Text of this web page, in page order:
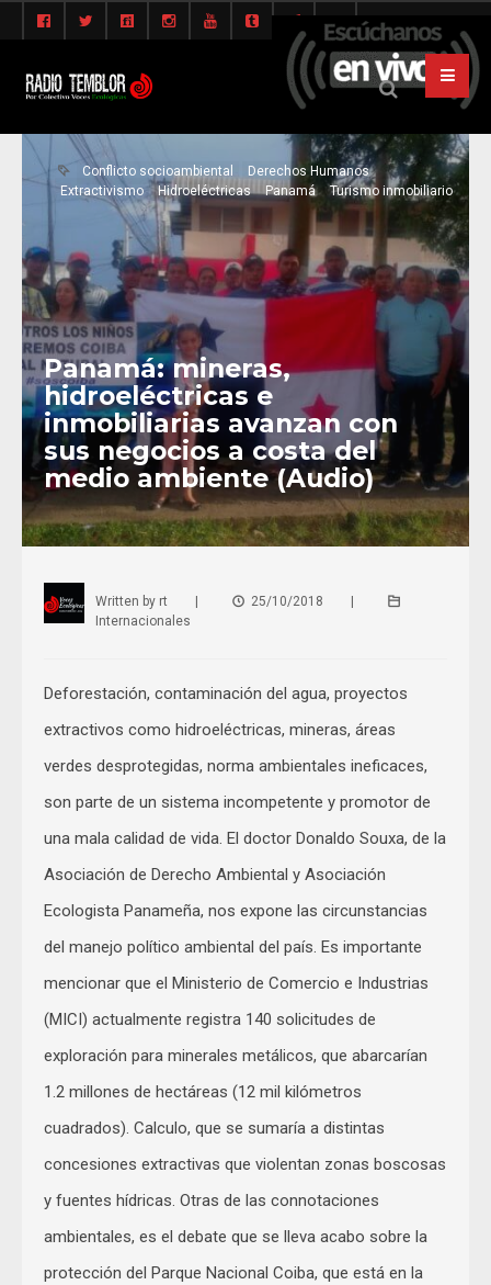
Conflicto socioambiental
Derechos Humanos
Extractivismo
Hidroeléctricas Panamá Turismo inmobiliario
Panamá: mineras,
hidroeléctricas e
inmobiliarias avanzan con
sus negocios a costa del
medio ambiente (Audio)
Written by rt 25/10/2018
Internacionales
Deforestación, contaminación del agua, proyectos
extractivos como hidroeléctricas, mineras, áreas
verdes desprotegidas, norma ambientales ineficaces,
son parte de un sistema incompetente y promotor de
una mala calidad de vida. El doctor Donaldo Souxa, de la
Asociación de Derecho Ambiental y Asociación
Ecologista Panameña, nos expone las circunstancias
del manejo político ambiental del país. Es importante
mencionar que el Ministerio de Comercio e Industrias
(MICI) actualmente registra 140 solicitudes de
exploración para minerales metálicos, que abarcarían
1.2 millones de hectáreas (12 mil kilómetros
cuadrados). Calculo, que se sumaría a distintas
concesiones extractivas que violentan zonas boscosas
y fuentes hídricas. Otras de las connotaciones
ambientales, es el debate que se lleva acabo sobre la
protección del Parque Nacional Coiba, que está en la